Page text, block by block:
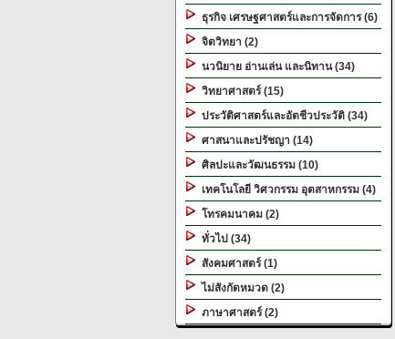
ธุรกิจ เศรษฐศาสตร์และการจัดการ (6)
จิตวิทยา (2)
นวนิยาย อ่านเล่น และนิทาน (34)
วิทยาศาสตร์ (15)
ประวัติศาสตร์และอัตชีวประวัติ (34)
ศาสนาและปรัชญา (14)
ศิลปะและวัฒนธรรม (10)
เทคโนโลยี วิศวกรรม อุตสาหกรรม (4)
โทรคมนาคม (2)
ทั่วไป (34)
สังคมศาสตร์ (1)
ไม่สังกัดหมวด (2)
ภาษาศาสตร์ (2)